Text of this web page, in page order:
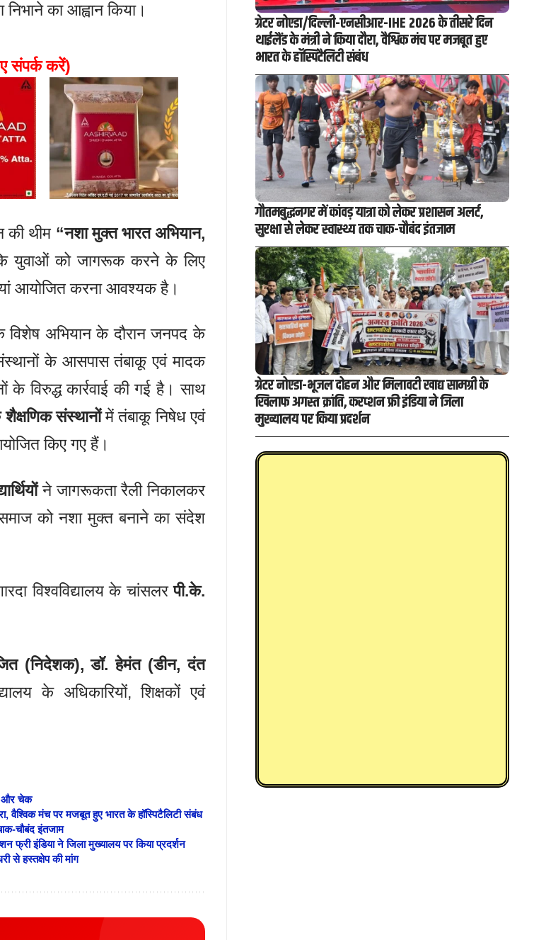
का आह्वान किया।
संपर्क करें)
की थीम “नशा मुक्त भारत अभियान,
युवाओं को जागरूक करने के लिए
आयोजित करना आवश्यक है।
विशेष अभियान के दौरान जनपद के
संस्थानों के आसपास तंबाकू एवं मादक
के विरुद्ध कार्रवाई की गई है। साथ
संस्थानोंमें तंबाकू निषेध एवं
किए गए हैं।
ने जागरूकता रैली निकालकर
को नशा मुक्त बनाने का संदेश
विश्वविद्यालय के चांसलरपी.के.
(निदेशक), डॉ. हेमंत (डीन, दंत
के अधिकारियों, शिक्षकों एवं
और चेक
वैश्विक मंच पर मजबूत हुए भारत के हॉस्पिटैलिटी संबंध
चौबंद इंतजाम
फ्री इंडिया ने जिला मुख्यालय पर किया प्रदर्शन
से हस्तक्षेप की मांग
ग्रेटर नोएडा/दिल्ली-एनसीआर-IHE 2026 के तीसरे दिन
थाईलैंड के मंत्री ने किया दौरा, वैश्विक मंच पर मजबूत हुए
भारत के हॉस्पिटैलिटी संबंध
गौतमबुद्धनगर में कांवड़ यात्रा को लेकर प्रशासन अलर्ट,
सुरक्षा से लेकर स्वास्थ्य तक चाक-चौबंद इंतजाम
ग्रेटर नोएडा-भूजल दोहन और मिलावटी खाद्य सामग्री के
खिलाफ अगस्त क्रांति, करप्शन फ्री इंडिया ने जिला
मुख्यालय पर किया प्रदर्शन